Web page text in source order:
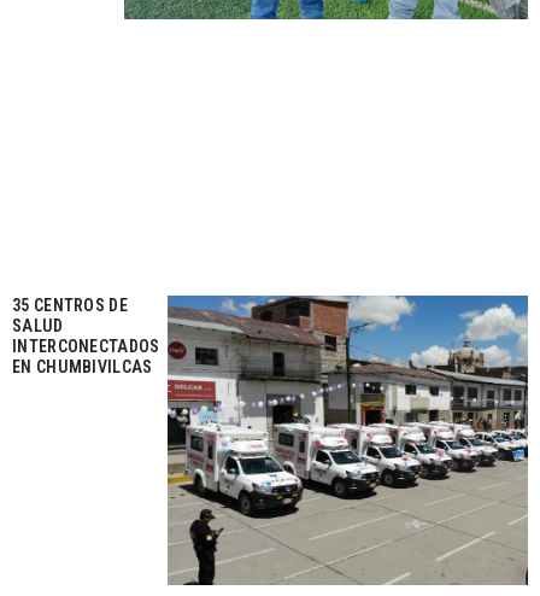
35 CENTROS DE
SALUD
INTERCONECTADOS
EN CHUMBIVILCAS